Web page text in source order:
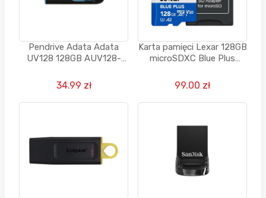
Pendrive Adata Adata
UV128 128GB AUV128-
34.99 zł
Karta pamięci Lexar 128GB
microSDXC Blue Plus
99.00 zł